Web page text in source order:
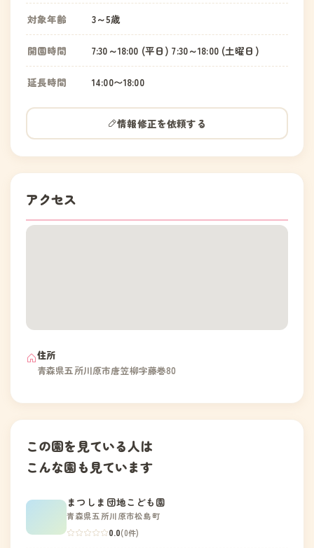
対象年齢 3～5歳
開園時間 7:30～18:00 (平日) 7:30～18:00 (土曜日)
延長時間 14:00〜18:00
情報修正を依頼する
アクセス
住所
青森県五所川原市唐笠柳字藤巻80
この園を見ている人は
こんな園も見ています
まつしま団地こども園
青森県五所川原市松島町
0.0(0件)